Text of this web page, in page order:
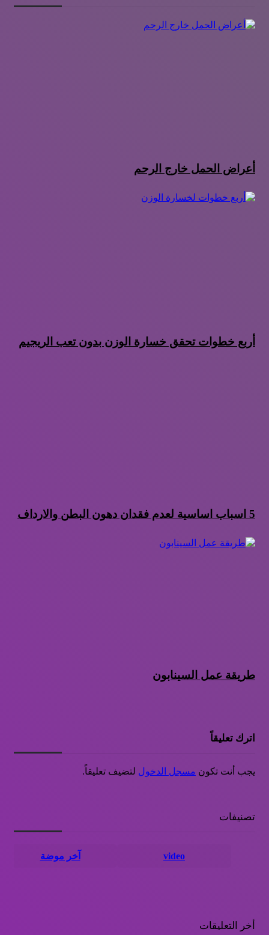
أعراض الحمل خارج الرحم
أربع خطوات تحقق خسارة الوزن بدون تعب الريجيم
5 اسباب اساسية لعدم فقدان دهون البطن والارداف
طريقة عمل السينابون
اترك تعليقاً
يجب أنت تكون مسجل الدخول لتضيف تعليقاً.
تصنيفات
video آخر موضة
أخر التعليقات